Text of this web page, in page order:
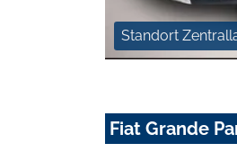
Standort
Fiat Grande